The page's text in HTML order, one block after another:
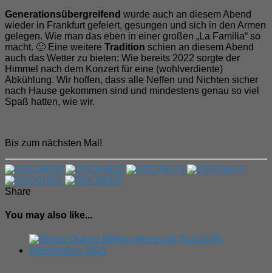
Generationsübergreifend wurde auch an diesem Abend
wieder in Frankfurt gefeiert, gesungen und sich in den Armen
gelegen. Wie man das eben in einer großen „La Familia“ so
macht. 🙂 Eine weitere Tradition schien an diesem Abend
auch das Wetter zu bieten: Wie bereits 2022 sorgte der
Himmel nach dem Konzert für eine (wohlverdiente)
Abkühlung. Wir hoffen, dass alle Neffen und Nichten sicher
nach Hause gekommen sind und mindestens genau so viel
Spaß hatten, wie wir.
Bis zum nächsten Mal!
Share
You may also like...